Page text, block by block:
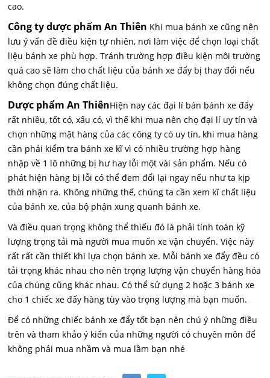
cao.
Công ty dược phẩm An Thiên Khi mua bánh xe cũng nên
lưu ý vấn đề điều kiện tự nhiên, nơi làm việc để chọn loại chất
liệu bánh xe phù hợp. Tránh trường hợp điều kiện môi trường
quá cao sẽ làm cho chất liệu của bánh xe đẩy bị thay đổi nếu
không chọn đúng chất liệu.
Dược phẩm An ThiênHiện nay các đại lí bán bánh xe đẩy
rất nhiều, tốt có, xấu có, vì thế khi mua nên chọ đại lí uy tín và
chọn những mặt hàng của các công ty có uy tín, khi mua hàng
cần phải kiểm tra bánh xe kĩ vì có nhiều trường hợp hàng
nhập về 1 lô những bị hư hay lỗi một vài sản phẩm. Nếu có
phát hiện hàng bị lỗi có thể đem đổi lại ngay nếu như ta kịp
thời nhận ra. Không những thế, chúng ta cần xem kĩ chất liệu
của bánh xe, của bộ phận xung quanh bánh xe.
Và điều quan trọng không thể thiếu đó là phải tính toán kỹ
lượng trọng tải mà người mua muốn xe vận chuyển. Việc này
rất rất cần thiết khi lựa chọn bánh xe. Mỗi bánh xe đẩy đều có
tải trọng khác nhau cho nên trọng lượng vận chuyển hàng hóa
của chúng cũng khác nhau. Có thể sử dụng 2 hoặc 3 bánh xe
cho 1 chiếc xe đẩy hàng tùy vào trọng lượng mà bạn muốn.
Để có những chiếc bánh xe đẩy tốt bạn nên chú ý những điều
trên và tham khảo ý kiến của những người có chuyên môn để
không phải mua nhầm và mua lầm bạn nhé